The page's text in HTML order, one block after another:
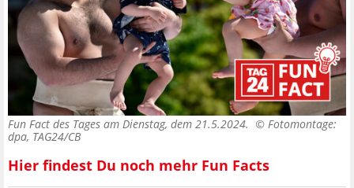
Fun Fact des Tages am Dienstag, dem 21.5.2024. © Fotomontage:
dpa, TAG24/CB
Hier findest Du noch mehr Fun Facts